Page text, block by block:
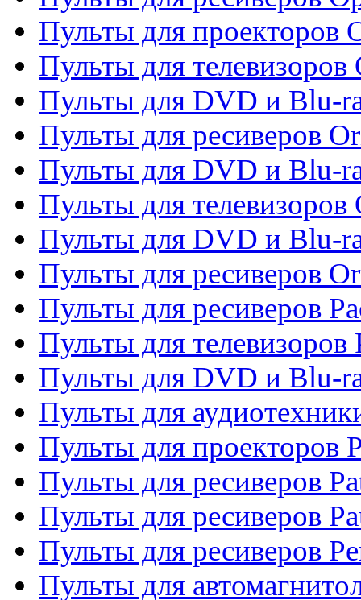
Пульты для проекторов
Пульты для телевизоров
Пульты для DVD и Blu-
Пульты для ресиверов
Пульты для DVD и Blu-
Пульты для телевизоров
Пульты для DVD и Blu-
Пульты для ресиверов
Пульты для ресиверов
Пульты для телевизоров
Пульты для DVD и Blu-
Пульты для
Пульты для проекторов
Пульты для ресиверов
Пульты для ресиверов
Пульты для ресиверов
Пульты для